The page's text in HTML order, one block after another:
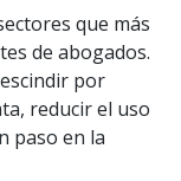
que más
de abogados.
por
reducir el uso
paso en la